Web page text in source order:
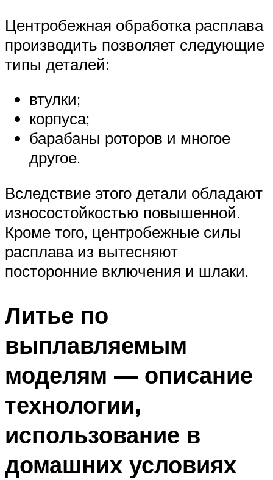
Центробежная обработка расплава
производить позволяет следующие
типы деталей:
втулки;
корпуса;
барабаны роторов и многое
другое.
Вследствие этого детали обладают
износостойкостью повышенной.
Кроме того, центробежные силы
расплава из вытесняют
посторонние включения и шлаки.
Литье по
выплавляемым
моделям — описание
технологии,
использование в
домашних условиях